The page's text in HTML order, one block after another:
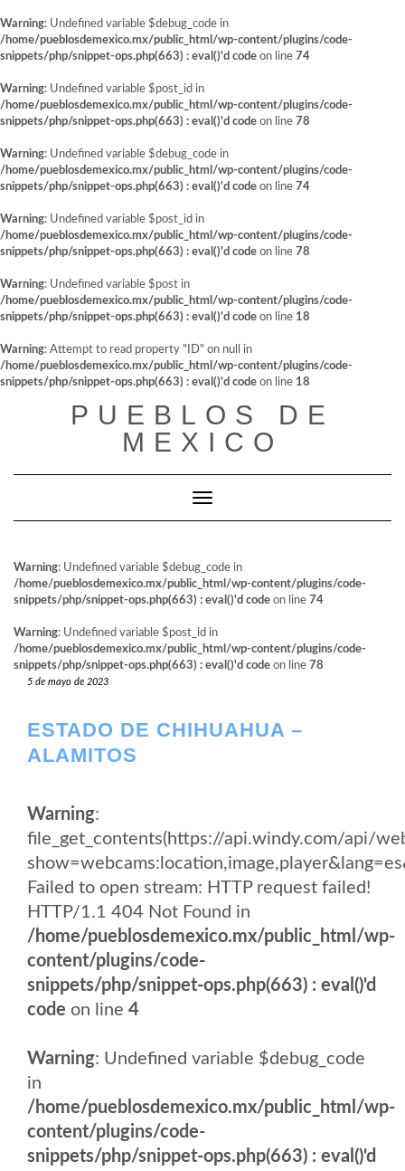
Warning: Undefined variable $debug_code in
/home/pueblosdemexico.mx/public_html/wp-content/plugins/code-
snippets/php/snippet-ops.php(663) : eval()'d code on line 74
Warning: Undefined variable $post_id in
/home/pueblosdemexico.mx/public_html/wp-content/plugins/code-
snippets/php/snippet-ops.php(663) : eval()'d code on line 78
Warning: Undefined variable $debug_code in
/home/pueblosdemexico.mx/public_html/wp-content/plugins/code-
snippets/php/snippet-ops.php(663) : eval()'d code on line 74
Warning: Undefined variable $post_id in
/home/pueblosdemexico.mx/public_html/wp-content/plugins/code-
snippets/php/snippet-ops.php(663) : eval()'d code on line 78
Warning: Undefined variable $post in
/home/pueblosdemexico.mx/public_html/wp-content/plugins/code-
snippets/php/snippet-ops.php(663) : eval()'d code on line 18
Warning: Attempt to read property "ID" on null in
/home/pueblosdemexico.mx/public_html/wp-content/plugins/code-
snippets/php/snippet-ops.php(663) : eval()'d code on line 18
PUEBLOS DE
MEXICO
Cambiar modo de navegación
Warning: Undefined variable $debug_code in
/home/pueblosdemexico.mx/public_html/wp-content/plugins/code-
snippets/php/snippet-ops.php(663) : eval()'d code on line 74
Warning: Undefined variable $post_id in
/home/pueblosdemexico.mx/public_html/wp-content/plugins/code-
snippets/php/snippet-ops.php(663) : eval()'d code on line 78
5 de mayo de 2023
ESTADO DE CHIHUAHUA –
ALAMITOS
Warning:
file_get_contents(https://api.windy.com/api/
Failed to open stream: HTTP request failed!
HTTP/1.1 404 Not Found in
/home/pueblosdemexico.mx/public_html/wp-
content/plugins/code-
snippets/php/snippet-ops.php(663) : eval()'d
code on line 4
Warning: Undefined variable $debug_code
in
/home/pueblosdemexico.mx/public_html/wp-
content/plugins/code-
snippets/php/snippet-ops.php(663) : eval()'d